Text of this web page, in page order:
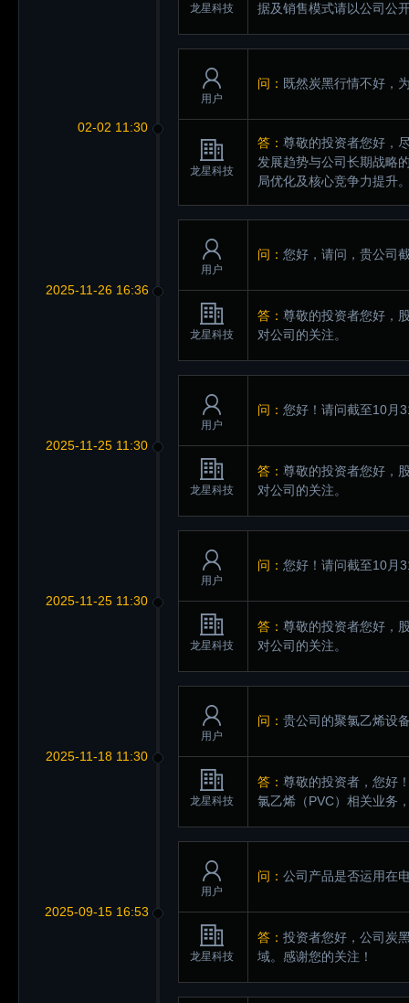
龙星科技
据及销售模式请以公司公
02-02 11:30
用户
问： 既然炭黑行情不好，
龙星科技
答： 尊敬的投资者您好，
发展趋势与公司长期战略
局优化及核心竞争力提升
2025-11-26 16:36
用户
问： 您好，请问，贵公司
龙星科技
答： 尊敬的投资者您好，
对公司的关注。
2025-11-25 11:30
用户
问： 您好！请问截至10月
龙星科技
答： 尊敬的投资者您好，
对公司的关注。
2025-11-25 11:30
用户
问： 您好！请问截至10月
龙星科技
答： 尊敬的投资者您好，
对公司的关注。
2025-11-18 11:30
用户
问： 贵公司的聚氯乙烯设
龙星科技
答： 尊敬的投资者，您好
氯乙烯（PVC）相关业务
2025-09-15 16:53
用户
问： 公司产品是否运用在
龙星科技
答： 投资者您好，公司炭
域。感谢您的关注！